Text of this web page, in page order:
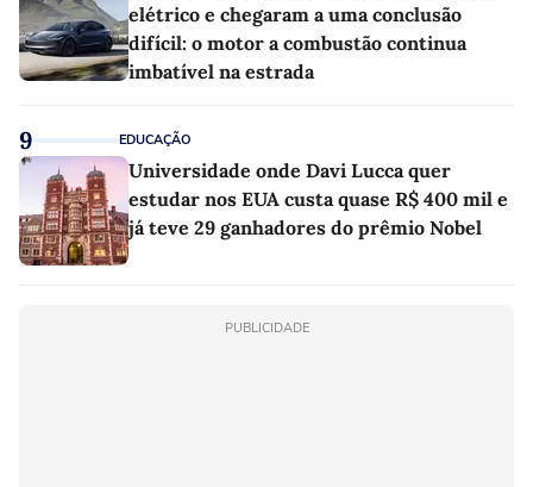
elétrico e chegaram a uma conclusão
difícil: o motor a combustão continua
imbatível na estrada
9 EDUCAÇÃO
Universidade onde Davi Lucca quer
estudar nos EUA custa quase R$ 400 mil e
já teve 29 ganhadores do prêmio Nobel
PUBLICIDADE